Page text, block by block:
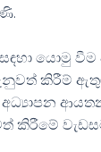
සඳහා යොමු
කිරීම්
කිරීමේ